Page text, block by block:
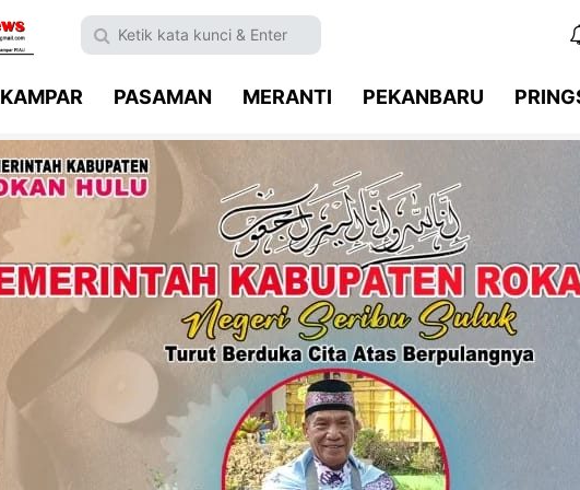
KAMPAR PASAMAN MERANTI PEKANBARU